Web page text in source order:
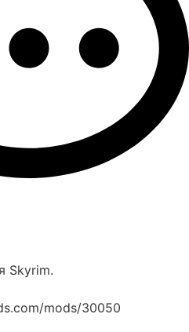
Skyrim.
mods/30050